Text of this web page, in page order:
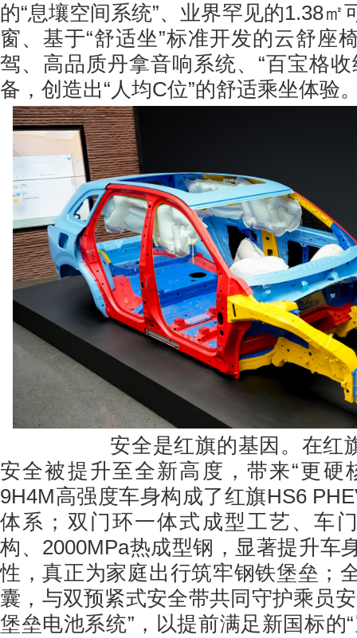
的“息壤空间系统”、业界罕见的1.38㎡
窗、基于“舒适坐”标准开发的云舒座
驾、高品质丹拿音响系统、“百宝格
备，创造出“人均C位”的舒适乘坐体验
安全是红旗的基因。在红旗
安全被提升至全新高度，带来“更硬
9H4M高强度车身构成了红旗HS6
体系；双门环一体式成型工艺、车
构、2000MPa热成型钢，显著提升车
性，真正为家庭出行筑牢钢铁堡垒；
囊，与双预紧式安全带共同守护乘员
堡垒电池系统”，以提前满足新国标的